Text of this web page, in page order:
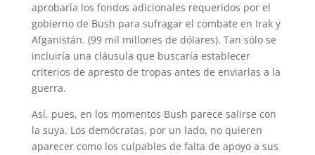
aprobaría los fondos adicionales requeridos por el
gobierno de Bush para sufragar el combate en Irak y
Afganistán. (99 mil millones de dólares). Tan sólo se
incluiría una cláusula que buscaría establecer
criterios de apresto de tropas antes de enviarlas a la
guerra.
Así, pues, en los momentos Bush parece salirse con
la suya. Los demócratas, por un lado, no quieren
aparecer como los culpables de falta de apoyo a sus